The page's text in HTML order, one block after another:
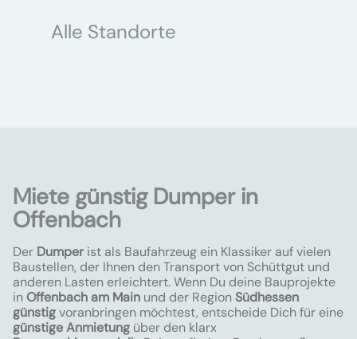
Alle Standorte
Miete günstig Dumper in
Offenbach
Der Dumper ist als Baufahrzeug ein Klassiker auf vielen
Baustellen, der Ihnen den Transport von Schüttgut und
anderen Lasten erleichtert. Wenn Du deine Bauprojekte
in Offenbach am Main und der RegionSüdhessen
günstigvoranbringen möchtest, entscheide Dich für eine
günstige Anmietung über den klarx